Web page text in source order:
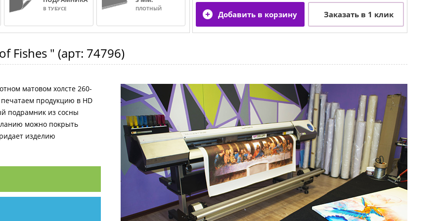
В ТУБУСЕ ПЛОТНЫЙ
Fishes " (арт: 74796)
матовом холсте 260-
продукцию в HD
подрамник из сосны
можно покрыть
изделию